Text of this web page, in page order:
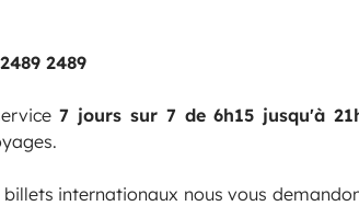
2489
7 jours sur 7 de 6h15 jusqu'à
internationaux nous vous